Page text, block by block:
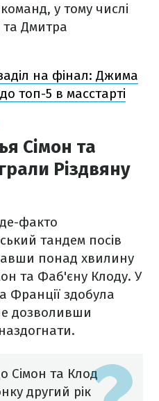
у тому числі
та Дмитра
на фінал: Джима
топ-5 в масстарті
Сімон та
Різдвяну
факто
тандем посів
понад хвилину
та Фаб'єну Клоду. У
Франції здобула
дозволивши
Сімон та Клод
другий рік